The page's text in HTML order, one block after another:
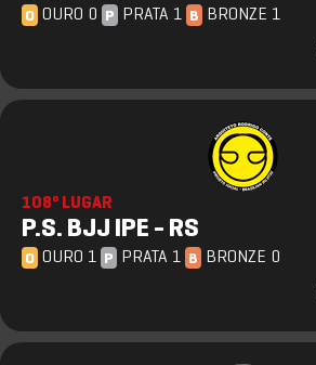
O OURO 0 P PRATA 1 B BRONZE 1
108º LUGAR
P.S. BJJ IPE - RS
O OURO 1 P PRATA 1 B BRONZE 0